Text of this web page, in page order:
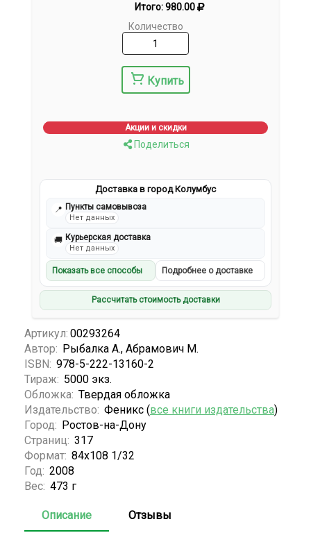
Итого:980.00
Количество
Купить
Акции и скидки
Поделиться
Доставка в город Колумбус
📍 Пункты самовывоза
Нет данных
🚚 Курьерская доставка
Нет данных
Показать все способы Подробнее о доставке
Рассчитать стоимость доставки
Артикул: 00293264
Автор: Рыбалка А., Абрамович М.
ISBN: 978-5-222-13160-2
Тираж: 5000 экз.
Обложка: Твердая обложка
Издательство: Феникс (все книги издательства)
Город: Ростов-на-Дону
Страниц: 317
Формат: 84х108 1/32
Год: 2008
Вес: 473 г
Описание Отзывы